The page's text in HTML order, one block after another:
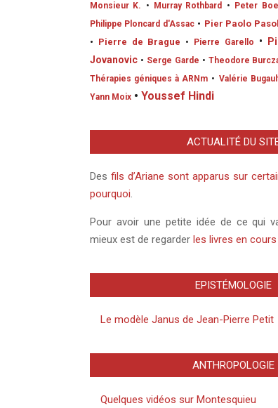
Monsieur K.
• Murray Rothbard • Peter
Philippe Ploncard d'Assac • Pier Paolo
• Pierre de Brague • Pierre Garello •
Jovanovic • Serge Garde • Theodore
Thérapies géniques à ARNm • Valérie
Yann Moix • Youssef Hindi
ACTUALITÉ DU
Des fils d’Ariane sont apparus sur
pourquoi.
Pour avoir une petite idée de ce qui
mieux est de regarder les livres en
EPISTÉMOLOGIE
Le modèle Janus de Jean-Pierre Petit
ANTHROPOLOGIE
Quelques vidéos sur Montesquieu